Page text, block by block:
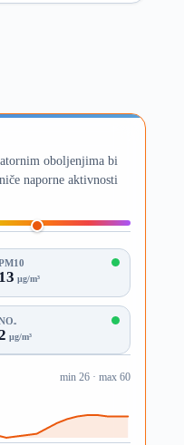
oboljenjima bi
naporne aktivnosti
13 µg/m³
µg/m³
min 26 · max 60